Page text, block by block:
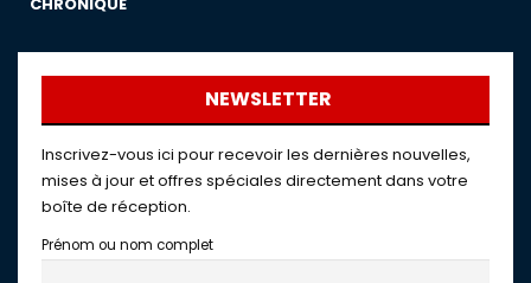
NEWSLETTER
Inscrivez-vous ici pour recevoir les dernières nouvelles,
mises à jour et offres spéciales directement dans votre
boîte de réception.
Prénom ou nom complet